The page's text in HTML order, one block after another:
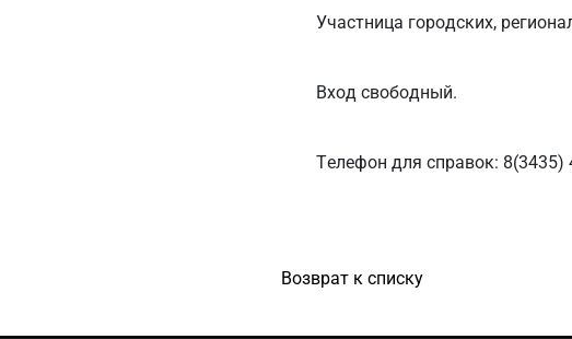
Участница городских,
Вход свободный.
Телефон для справок: 8(3435)
Возврат к списку